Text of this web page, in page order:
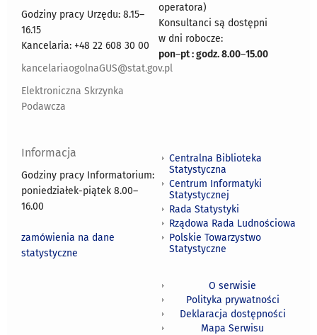
Godziny pracy Urzędu: 8.15–
16.15
Kancelaria: +48 22 608 30 00
kancelariaogolnaGUS@stat.gov.pl
Elektroniczna Skrzynka
Podawcza
operatora)
Konsultanci są dostępni
w dni robocze:
pon–pt : godz. 8.00–15.00
Informacja
Godziny pracy Informatorium:
poniedziałek-piątek 8.00–
16.00
zamówienia na dane
statystyczne
Centralna Biblioteka
Statystyczna
Centrum Informatyki
Statystycznej
Rada Statystyki
Rządowa Rada Ludnościowa
Polskie Towarzystwo
Statystyczne
O serwisie
Polityka prywatności
Deklaracja dostępności
Mapa Serwisu